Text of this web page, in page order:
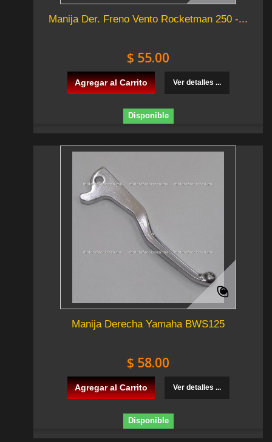
Manija Der. Freno Vento Rocketman 250 -...
$ 55.00
Agregar al Carrito Ver detalles ...
Disponible
Manija Derecha Yamaha BWS125
$ 58.00
Agregar al Carrito Ver detalles ...
Disponible